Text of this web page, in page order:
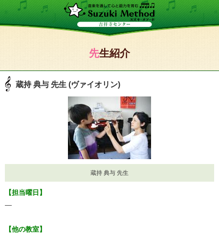
先生紹介
蔵持 典与 先生 (ヴァイオリン)
蔵持 典与 先生
【担当曜日】
―
【他の教室】